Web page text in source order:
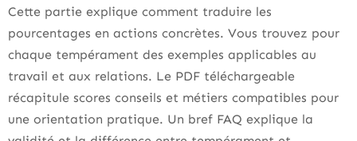
Cette partie explique comment traduire les
pourcentages en actions concrètes. Vous trouvez pour
chaque tempérament des exemples applicables au
travail et aux relations. Le PDF téléchargeable
récapitule scores conseils et métiers compatibles pour
une orientation pratique. Un bref FAQ explique la